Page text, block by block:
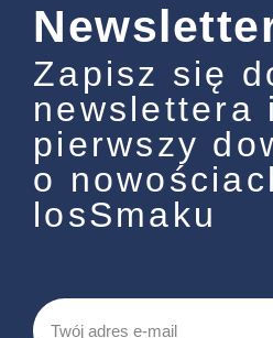
Zapisz się
newslettera
pierwszy
o
losSmaku